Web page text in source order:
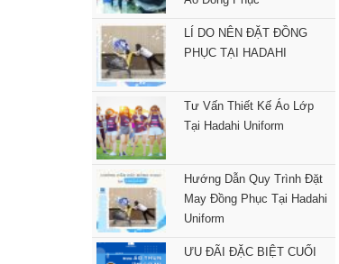
LÍ DO NÊN ĐẶT ĐỒNG
PHỤC TẠI HADAHI
Tư Vấn Thiết Kế Áo Lớp
Tại Hadahi Uniform
Hướng Dẫn Quy Trình Đặt
May Đồng Phục Tại Hadahi
Uniform
ƯU ĐÃI ĐẶC BIỆT CUỐI